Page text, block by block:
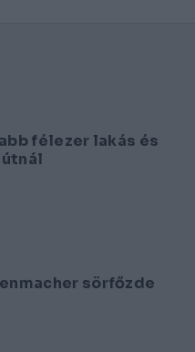
félezer lakás és
sörfőzde